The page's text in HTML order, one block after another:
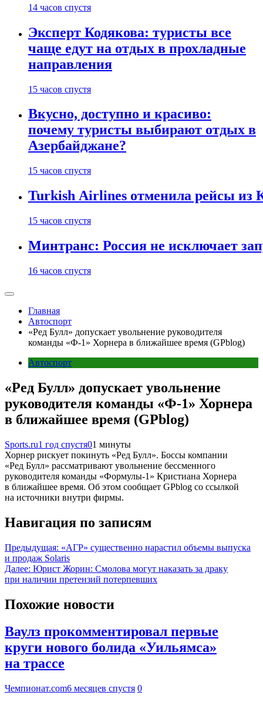
14 часов спустя
Эксперт Кодякова: туристы все
чаще едут на отдых в прохладные
направления
15 часов спустя
Вкусно, доступно и красиво:
почему туристы выбирают отдых в
Азербайджане?
15 часов спустя
Turkish Airlines отменила рейсы из
15 часов спустя
Минтранс: Россия не исключает
16 часов спустя
Главная
Автоспорт
«Ред Булл» допускает увольнение руководителя
команды «Ф-1» Хорнера в ближайшее время (GPblog)
Автоспорт
«Ред Булл» допускает увольнение
руководителя команды «Ф-1» Хорнера
в ближайшее время (GPblog)
Sports.ru1 год спустя01 минуты
Хорнер рискует покинуть «Ред Булл». Боссы компании
«Ред Булл» рассматривают увольнение бессменного
руководителя команды «Формулы-1» Кристиана Хорнера
в ближайшее время. Об этом сообщает GPblog со ссылкой
на источники внутри фирмы.
Навигация по записям
Предыдущая: «АГР» существенно нарастил объемы выпуска
и продаж Solaris
Далее: Юрист Жорин: Смолова могут наказать за драку
при наличии претензий потерпевших
Похожие новости
Ваулз прокомментировал первые
круги нового болида «Уильямса»
на трассе
Чемпионат.com6 месяцев спустя 0